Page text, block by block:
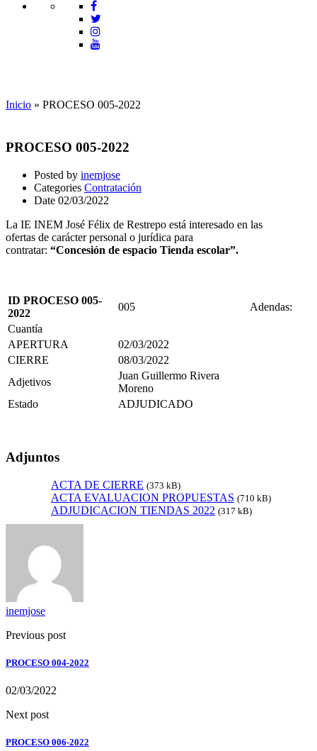
Inicio » PROCESO 005-2022
PROCESO 005-2022
Posted by inemjose
Categories Contratación
Date 02/03/2022
La IE INEM José Félix de Restrepo está interesado en las
ofertas de carácter personal o jurídica para
contratar: “Concesión de espacio Tienda escolar”.
ID PROCESO 005-
2022
005
Adendas:
Cuantía
APERTURA
02/03/2022
CIERRE
08/03/2022
Adjetivos
Juan Guillermo Rivera
Moreno
Estado
ADJUDICADO
Adjuntos
ACTA DE CIERRE (373 kB)
ACTA EVALUACION PROPUESTAS (710 kB)
ADJUDICACION TIENDAS 2022 (317 kB)
inemjose
Previous post
PROCESO 004-2022
02/03/2022
Next post
PROCESO 006-2022